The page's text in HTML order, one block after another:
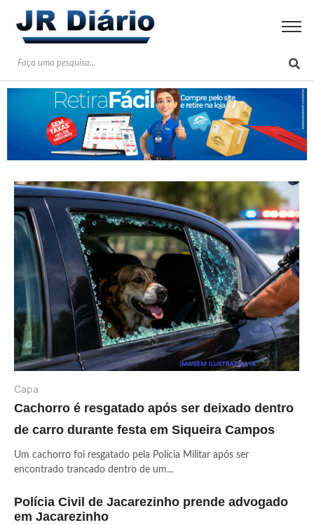
Capa
Cachorro é resgatado após ser deixado dentro
de carro durante festa em Siqueira Campos
Um cachorro foi resgatado pela Polícia Militar após ser
encontrado trancado dentro de um...
Polícia Civil de Jacarezinho prende advogado
em Jacarezinho